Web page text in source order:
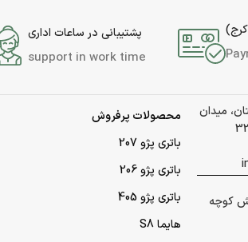
پشتیبانی در ساعات اداری
support in work time
میدان
نبش کوچه
محصولات پرفروش
باتری پژو 207
باتری پژو 206
باتری پژو 405
هایما S8